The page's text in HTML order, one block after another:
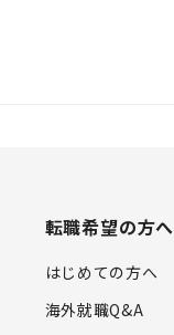
転職希望の方へ
はじめての方へ
海外就職Q&A